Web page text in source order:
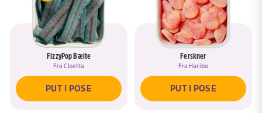
FizzyPop Bælte
FraCloetta
PUT I POSE
Ferskner
Fra Haribo
PUT I POSE